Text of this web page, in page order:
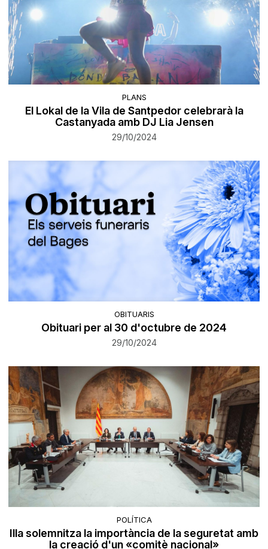
PLANS
El Lokal de la Vila de Santpedor celebrarà la
Castanyada amb DJ Lia Jensen
29/10/2024
OBITUARIS
Obituari per al 30 d'octubre de 2024
29/10/2024
POLÍTICA
Illa solemnitza la importància de la seguretat amb
la creació d'un «comitè nacional»